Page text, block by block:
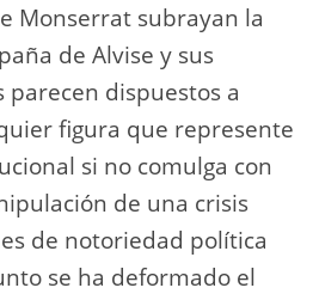
Monserrat subrayan la
de Alvise y sus
parecen dispuestos a
figura que represente
si no comulga con
de una crisis
de notoriedad política
se ha deformado el